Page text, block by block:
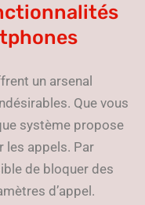
un arsenal
Que vous
système propose
les appels. Par
de bloquer des
d’appel.